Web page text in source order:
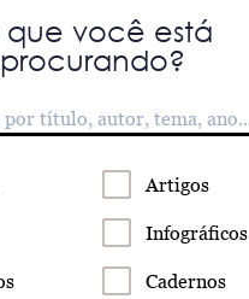
que você está
procurando?
Artigos
Infográficos
Cadernos